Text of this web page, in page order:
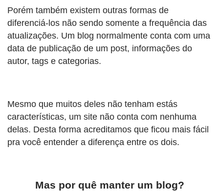
Porém também existem outras formas de
diferenciá-los não sendo somente a frequência das
atualizações. Um blog normalmente conta com uma
data de publicação de um post, informações do
autor, tags e categorias.
Mesmo que muitos deles não tenham estás
características, um site não conta com nenhuma
delas. Desta forma acreditamos que ficou mais fácil
pra você entender a diferença entre os dois.
Mas por quê manter um blog?